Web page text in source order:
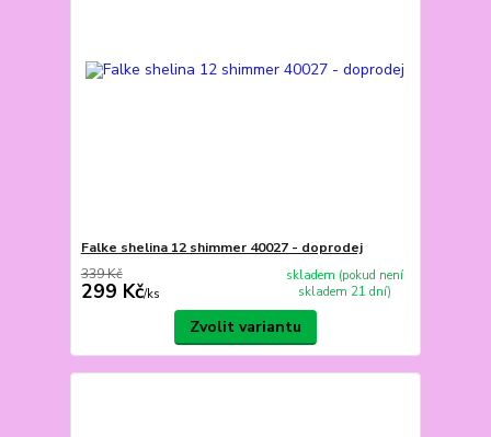
Falke shelina 12 shimmer 40027 - doprodej
339 Kč
299 Kč/ks
skladem (pokud není
skladem 21 dní)
Zvolit variantu